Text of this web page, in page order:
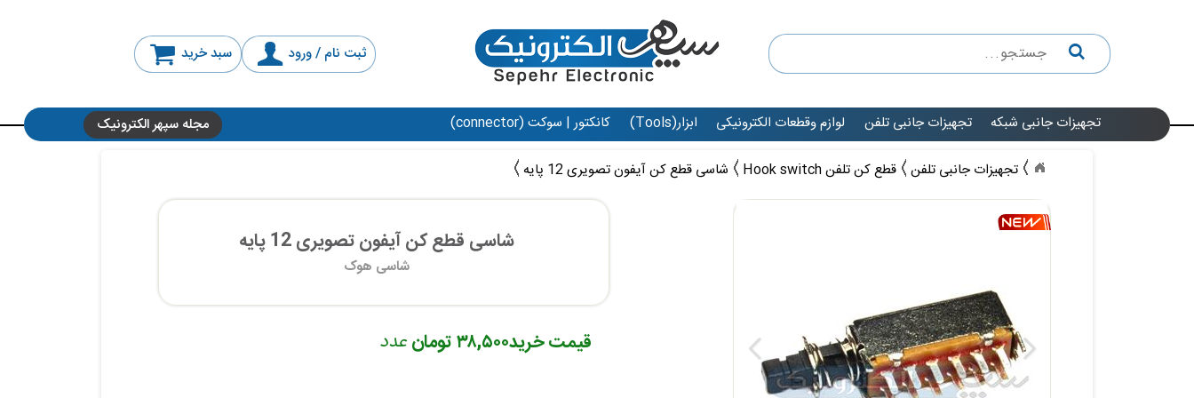
ثبت نام / ورود سبد خرید
تجهیزات جانبی شبکه تجهیزات جانبی تلفن لوازم وقطعات الکترونیکی ابزار(Tools) کانکتور | سوکت (connector) مجله سپهر الکترونیک
تجهیزات جانبی تلفن قطع کن تلفن Hook switch شاسی قطع کن آیفون تصویری 12 پایه
شاسی قطع کن آیفون تصویری 12 پایه
شاسی هوک
قیمت خرید۳۸,۵۰۰ تومان عدد